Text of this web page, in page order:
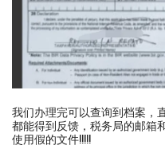
我们办理完可以查询到档案，
都能得到反馈，税务局的邮箱
使用假的文件!!!!!